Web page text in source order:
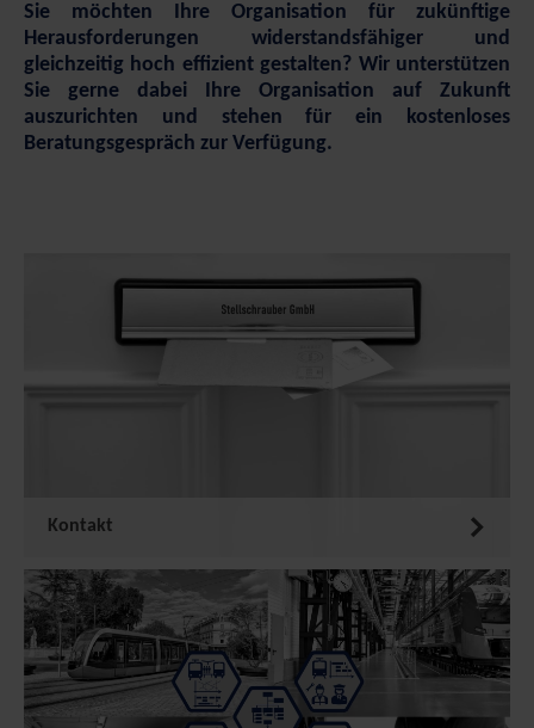
Sie möchten Ihre Organisation für zukünftige
Herausforderungen widerstandsfähiger und
gleichzeitig hoch effizient gestalten? Wir unterstützen
Sie gerne dabei Ihre Organisation auf Zukunft
auszurichten und stehen für ein kostenloses
Beratungsgespräch zur Verfügung.
Kontakt